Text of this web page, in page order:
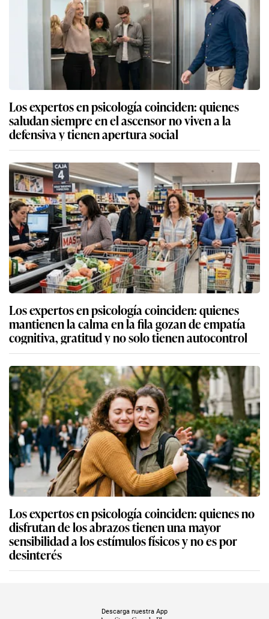
Los expertos en psicología coinciden: quienes
saludan siempre en el ascensor no viven a la
defensiva y tienen apertura social
Los expertos en psicología coinciden: quienes
mantienen la calma en la fila gozan de empatía
cognitiva, gratitud y no solo tienen autocontrol
Los expertos en psicología coinciden: quienes no
disfrutan de los abrazos tienen una mayor
sensibilidad a los estímulos físicos y no es por
desinterés
Descarga nuestra App